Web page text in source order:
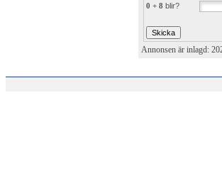
0 + 8 blir?
Annonsen är inlagd: